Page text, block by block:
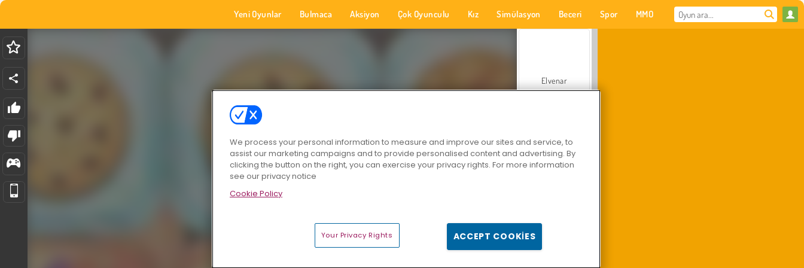
Yeni Oyunlar Bulmaca Aksiyon Çok Oyunculu Kız Simülasyon Beceri Spor MMO
Elvenar
We process your personal information to measure and improve our sites and service, to
assist our marketing campaigns and to provide personalised content and advertising. By
clicking the button on the right, you can exercise your privacy rights. For more information
see our privacy notice
Cookie Policy
Your Privacy Rights ACCEPT COOKIES